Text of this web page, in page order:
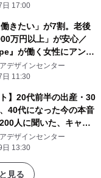
日 17:00
働きたい」が7割。老後
万円以上」が安心／
』が働く女性にアンケ
】
デザインセンター
日 11:30
ト】20代前半の出産・30
40代になった今の本音
人に聞いた、キャリ
み時」の正解と後悔
デザインセンター
日 13:30
見る